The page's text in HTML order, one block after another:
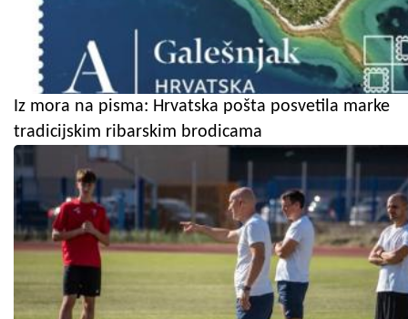
Iz mora na pisma: Hrvatska pošta posvetila marke
tradicijskim ribarskim brodicama